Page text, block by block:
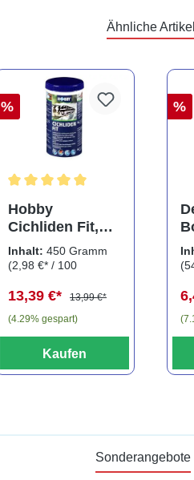
Ähnliche Artikel
%
Hobby
Cichliden Fit,
450 g
Inhalt: 450 Gramm
(2,98 €* / 100
13,39 €*
13,99 €*
(4.29% gespart)
Kaufen
%
Sonderangebote